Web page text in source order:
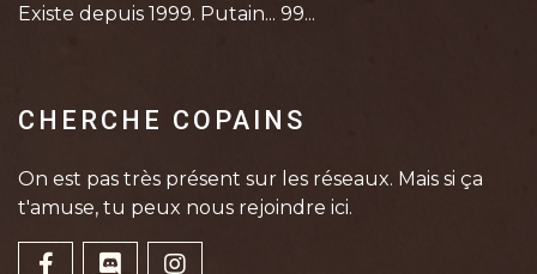
Existe depuis 1999. Putain... 99...
CHERCHE COPAINS
On est pas très présent sur les réseaux. Mais si ça
t'amuse, tu peux nous rejoindre ici.